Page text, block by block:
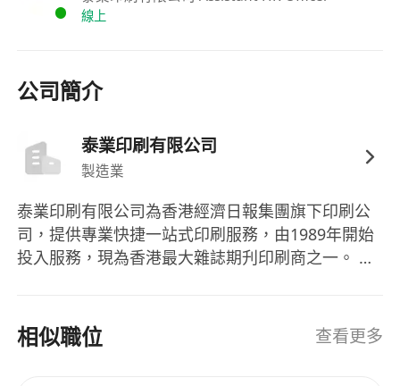
線上
公司簡介
泰業印刷有限公司
製造業
泰業印刷有限公司為香港經濟日報集團旗下印刷公
司，提供專業快捷一站式印刷服務，由1989年開始
投入服務，現為香港最大雜誌期刋印刷商之一。 我
及努力不懈的專業團隊，效率出眾，實力非凡，與
客戶擕手力創佳績。
相似職位 查看更多